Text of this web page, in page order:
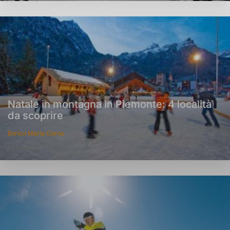
Natale in montagna in Piemonte: 4 località
da scoprire
Enrico Maria Corno